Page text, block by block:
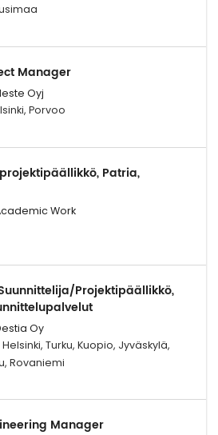
Manager
Oyj
Porvoo
Patria,
Work
Projektipäällikkö,
Oy
Turku, Kuopio, Jyväskylä,
Rovaniemi
Manager